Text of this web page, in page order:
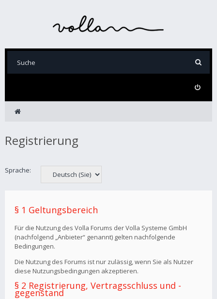
Registrierung
Sprache:
§ 1 Geltungsbereich
Für die Nutzung des Volla Forums der Volla Systeme GmbH
(nachfolgend „Anbieter“ genannt) gelten nachfolgende
Bedingungen.
Die Nutzung des Forums ist nur zulässig, wenn Sie als Nutzer
diese Nutzungsbedingungen akzeptieren.
§ 2 Registrierung, Vertragsschluss und -
gegenstand